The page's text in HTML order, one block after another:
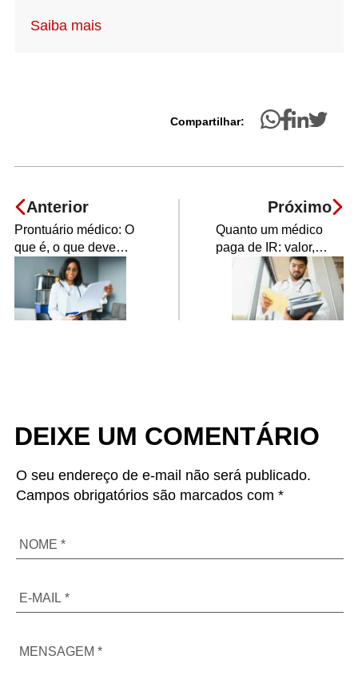
Saiba mais
Compartilhar:
Anterior
Prontuário médico: O
que é, o que deve
conter e qual a
importância
Próximo
Quanto um médico
paga de IR: valor,
cálculo e como
declarar
DEIXE UM COMENTÁRIO
O seu endereço de e-mail não será publicado.
Campos obrigatórios são marcados com *